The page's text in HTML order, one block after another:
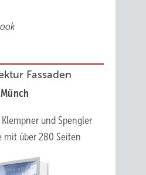
Fassaden
Klempner und Spengler
mit über 280 Seiten